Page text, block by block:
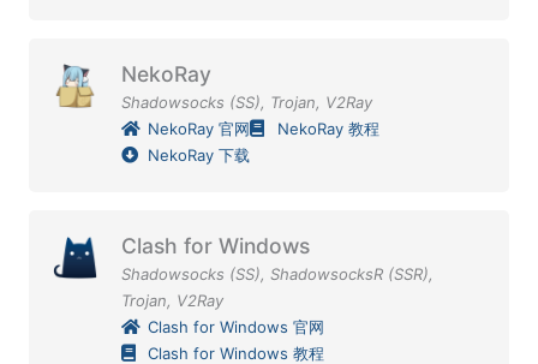
NekoRay
Shadowsocks (SS), Trojan, V2Ray
NekoRay 官网
NekoRay 教程
NekoRay 下载
Clash for Windows
Shadowsocks (SS), ShadowsocksR (SSR),
Trojan, V2Ray
Clash for Windows 官网
Clash for Windows 教程